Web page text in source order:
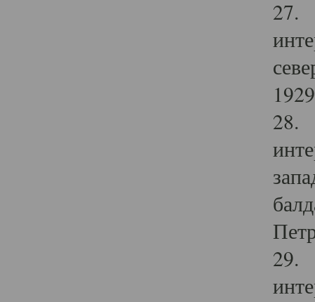
27.
28.
29.